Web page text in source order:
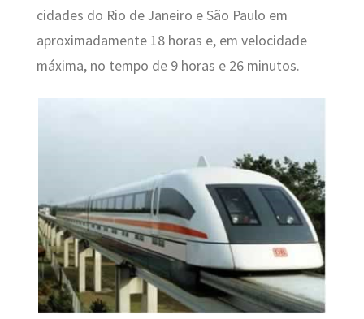
cidades do Rio de Janeiro e São Paulo em
aproximadamente 18 horas e, em velocidade
máxima, no tempo de 9 horas e 26 minutos.